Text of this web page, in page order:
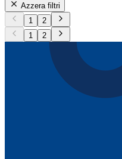
Azzera filtri
1
2
1
2